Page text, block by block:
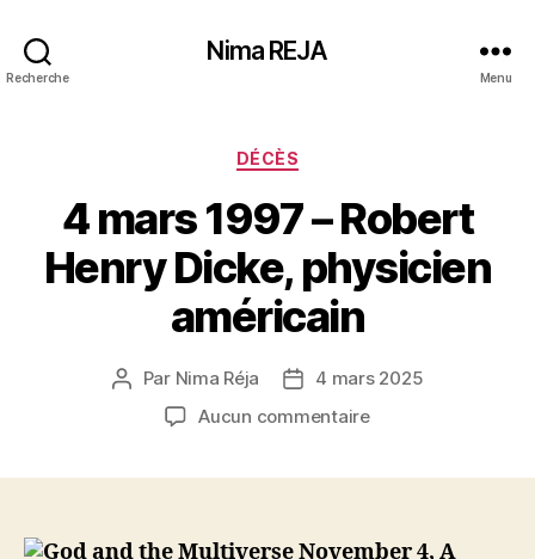
Recherche
Nima REJA
Menu
Catégories
DÉCÈS
4 mars 1997 – Robert
Henry Dicke, physicien
américain
Auteur
l’article
Par Nima Réja
Date4 mars 2025
Aucun commentairesur
Robert